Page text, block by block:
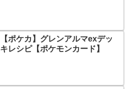
【ポケカ】グレンアルマexデッ
キレシピ【ポケモンカード】